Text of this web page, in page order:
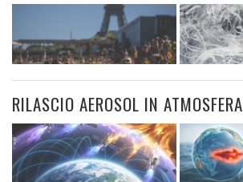
RILASCIO AEROSOL IN ATMOSFERA